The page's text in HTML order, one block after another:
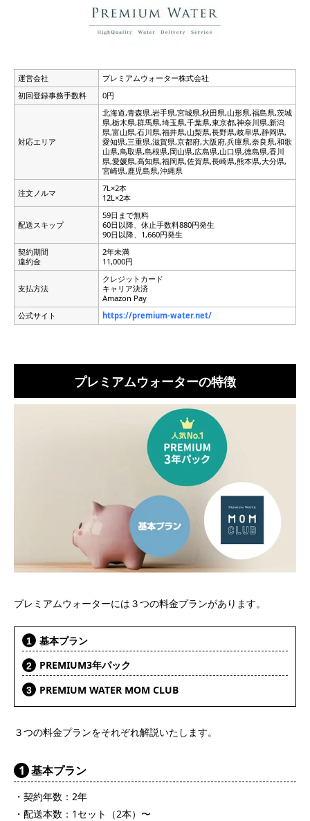
運営会社
プレミアムウォーター株式会社
初回登録事務手数料
0円
対応エリア
北海道,青森県,岩手県,宮城県,秋田県,山形県,福島県,茨城
県,栃木県,群馬県,埼玉県,千葉県,東京都,神奈川県,新潟
県,富山県,石川県,福井県,山梨県,長野県,岐阜県,静岡県,
愛知県,三重県,滋賀県,京都府,大阪府,兵庫県,奈良県,和歌
山県,鳥取県,島根県,岡山県,広島県,山口県,徳島県,香川
県,愛媛県,高知県,福岡県,佐賀県,長崎県,熊本県,大分県,
宮崎県,鹿児島県,沖縄県
注文ノルマ
7L×2本
12L×2本
配送スキップ
59日まで無料
60日以降、休止手数料880円発生
90日以降、1,660円発生
契約期間
違約金
2年未満
11,000円
支払方法
クレジットカード
キャリア決済
Amazon Pay
公式サイト
https://premium-water.net/
プレミアムウォーターの特徴
プレミアムウォーターには３つの料金プランがあります。
基本プラン
PREMIUM3年パック
PREMIUM WATER MOM CLUB
３つの料金プランをそれぞれ解説いたします。
1 基本プラン
・契約年数：2年
・配送本数：1セット（2本）〜